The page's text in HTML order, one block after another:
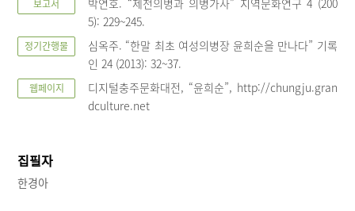
보고서
5): 229~245.
정기간행물
심옥주. “한말 최초 여성의병장 윤희순을 만나다” 기록
인 24 (2013): 32~37.
웹페이지
디지털충주문화대전, “윤희순”, http://chungju.gran
dculture.net
집필자
한경아